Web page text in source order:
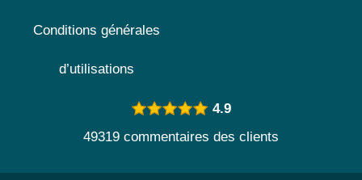
Conditions générales
d’utilisations
4.9
49319 commentaires des clients